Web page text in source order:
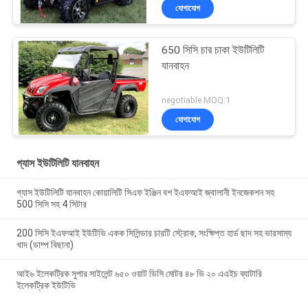
যোগাযোগ
650 সিসি চার চাকা ইউটিলিটি
যানবাহন
negotiable MOQ:1
যোগাযোগ
গ্যাস ইউটিলিটি যানবাহন
গ্যাস ইউটিলিটি যানবাহন কোয়ালিটি সিএফ ইঞ্জিন বশ ইএফআই জ্বালানী ইনজেকশন সহ
500 সিসি সহ 4 সিটার
200 সিসি ইএফআই ইউটিভি একক সিলিন্ডার চারটি স্ট্রোক, সংক্ষিপ্ত হার্ড ছাদ সহ ভারসাম্য
খাদ (ডাম্প বিছানা)
আই৬ ইলেকট্রিক সুপার সাইলেন্ট ৬৫০ ওয়াট ডিসি মোটর ৪৮ ভি ২০ এএইচ ব্যাটারি
ইলেকট্রিক ইউটিভি